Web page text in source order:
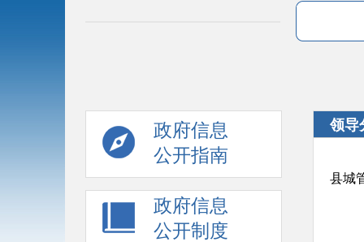
政府信息
公开指南
政府信息
公开制度
领导
县城